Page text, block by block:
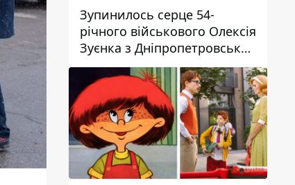
Зупинилось серце 54-
річного військового Олексія
Зуєнка з Дніпропетровської
області